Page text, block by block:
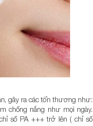
gây ra các tổn thương như:
chống nắng như mọi ngày.
số PA +++ trở lên ( chỉ số